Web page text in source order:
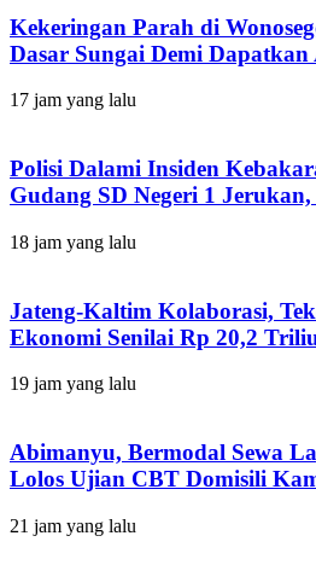
Kekeringan Parah di
Dasar Sungai Demi
17 jam yang lalu
Polisi Dalami Insiden
Gudang SD Negeri 1
18 jam yang lalu
Jateng-Kaltim Kolaborasi,
Ekonomi Senilai Rp 20,2
19 jam yang lalu
Abimanyu, Bermodal Sewa
Lolos Ujian CBT Domisili
21 jam yang lalu